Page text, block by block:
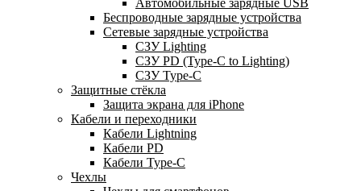
Беспроводные зарядные устройства
Сетевые зарядные устройства
СЗУ Lighting
СЗУ PD (Type-C to Lighting)
СЗУ Type-C
Защитные стёкла
Защита экрана для iPhone
Кабели и переходники
Кабели Lightning
Кабели PD
Кабели Type-C
Чехлы